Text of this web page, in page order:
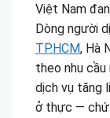
Việt Nam
Dòng người
TP.HCM, Hà
theo nhu cầu
dịch vụ tăng
ở thực —